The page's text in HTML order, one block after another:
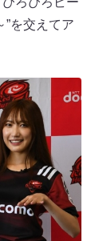
”を交えてア